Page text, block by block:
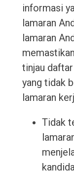
informasi
lamaran
lamaran
tinjau
yang tidak
lamaran
Tidak